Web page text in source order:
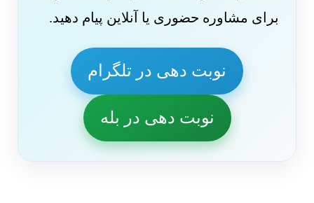
برای مشاوره حضوری یا آنلاین پیام دهید.
نوبت دهی در تلگرام
نوبت دهی در بله